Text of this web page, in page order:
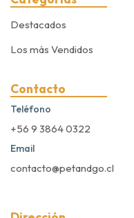
Destacados
Los más Vendidos
Contacto
Teléfono
+56 9 3864 0322
Email
contacto@petandgo.cl